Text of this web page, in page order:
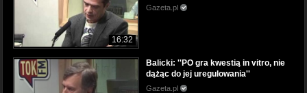
16:32
Gazeta.pl
Balicki: ''PO gra kwestią in vitro, nie
dążąc do jej uregulowania''
Gazeta.pl